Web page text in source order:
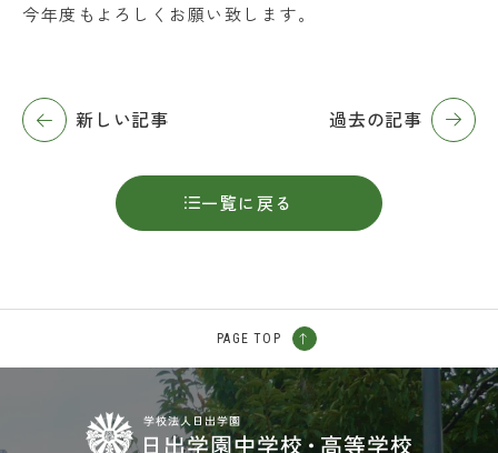
今年度もよろしくお願い致します。
新しい記事
一覧に戻る
過去の記事
PAGE TOP